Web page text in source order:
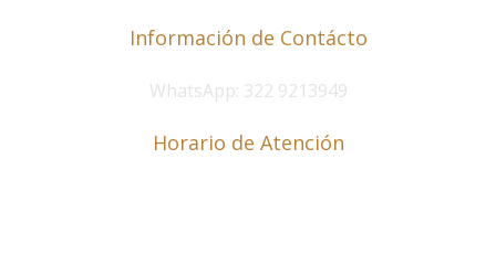
Información de Contácto
WhatsApp: 322 9213949
Horario de Atención